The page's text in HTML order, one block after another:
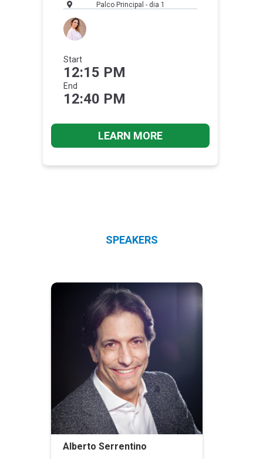
Palco Principal - dia 1
Start
12:15 PM
End
12:40 PM
LEARN MORE
SPEAKERS
Alberto Serrentino